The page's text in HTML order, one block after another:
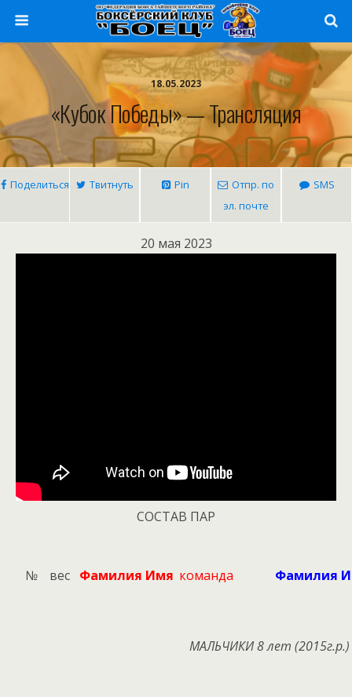
18.05.2023
«Кубок Победы» — Трансляция
Поделиться Твитнуть Pin
Отпр. по
эл. почте
SMS
20 мая 2023
СОСТАВ ПАР
№ вес Фамилия Имя команда Фамилия
МАЛЬЧИКИ8лет (2015г.р.)